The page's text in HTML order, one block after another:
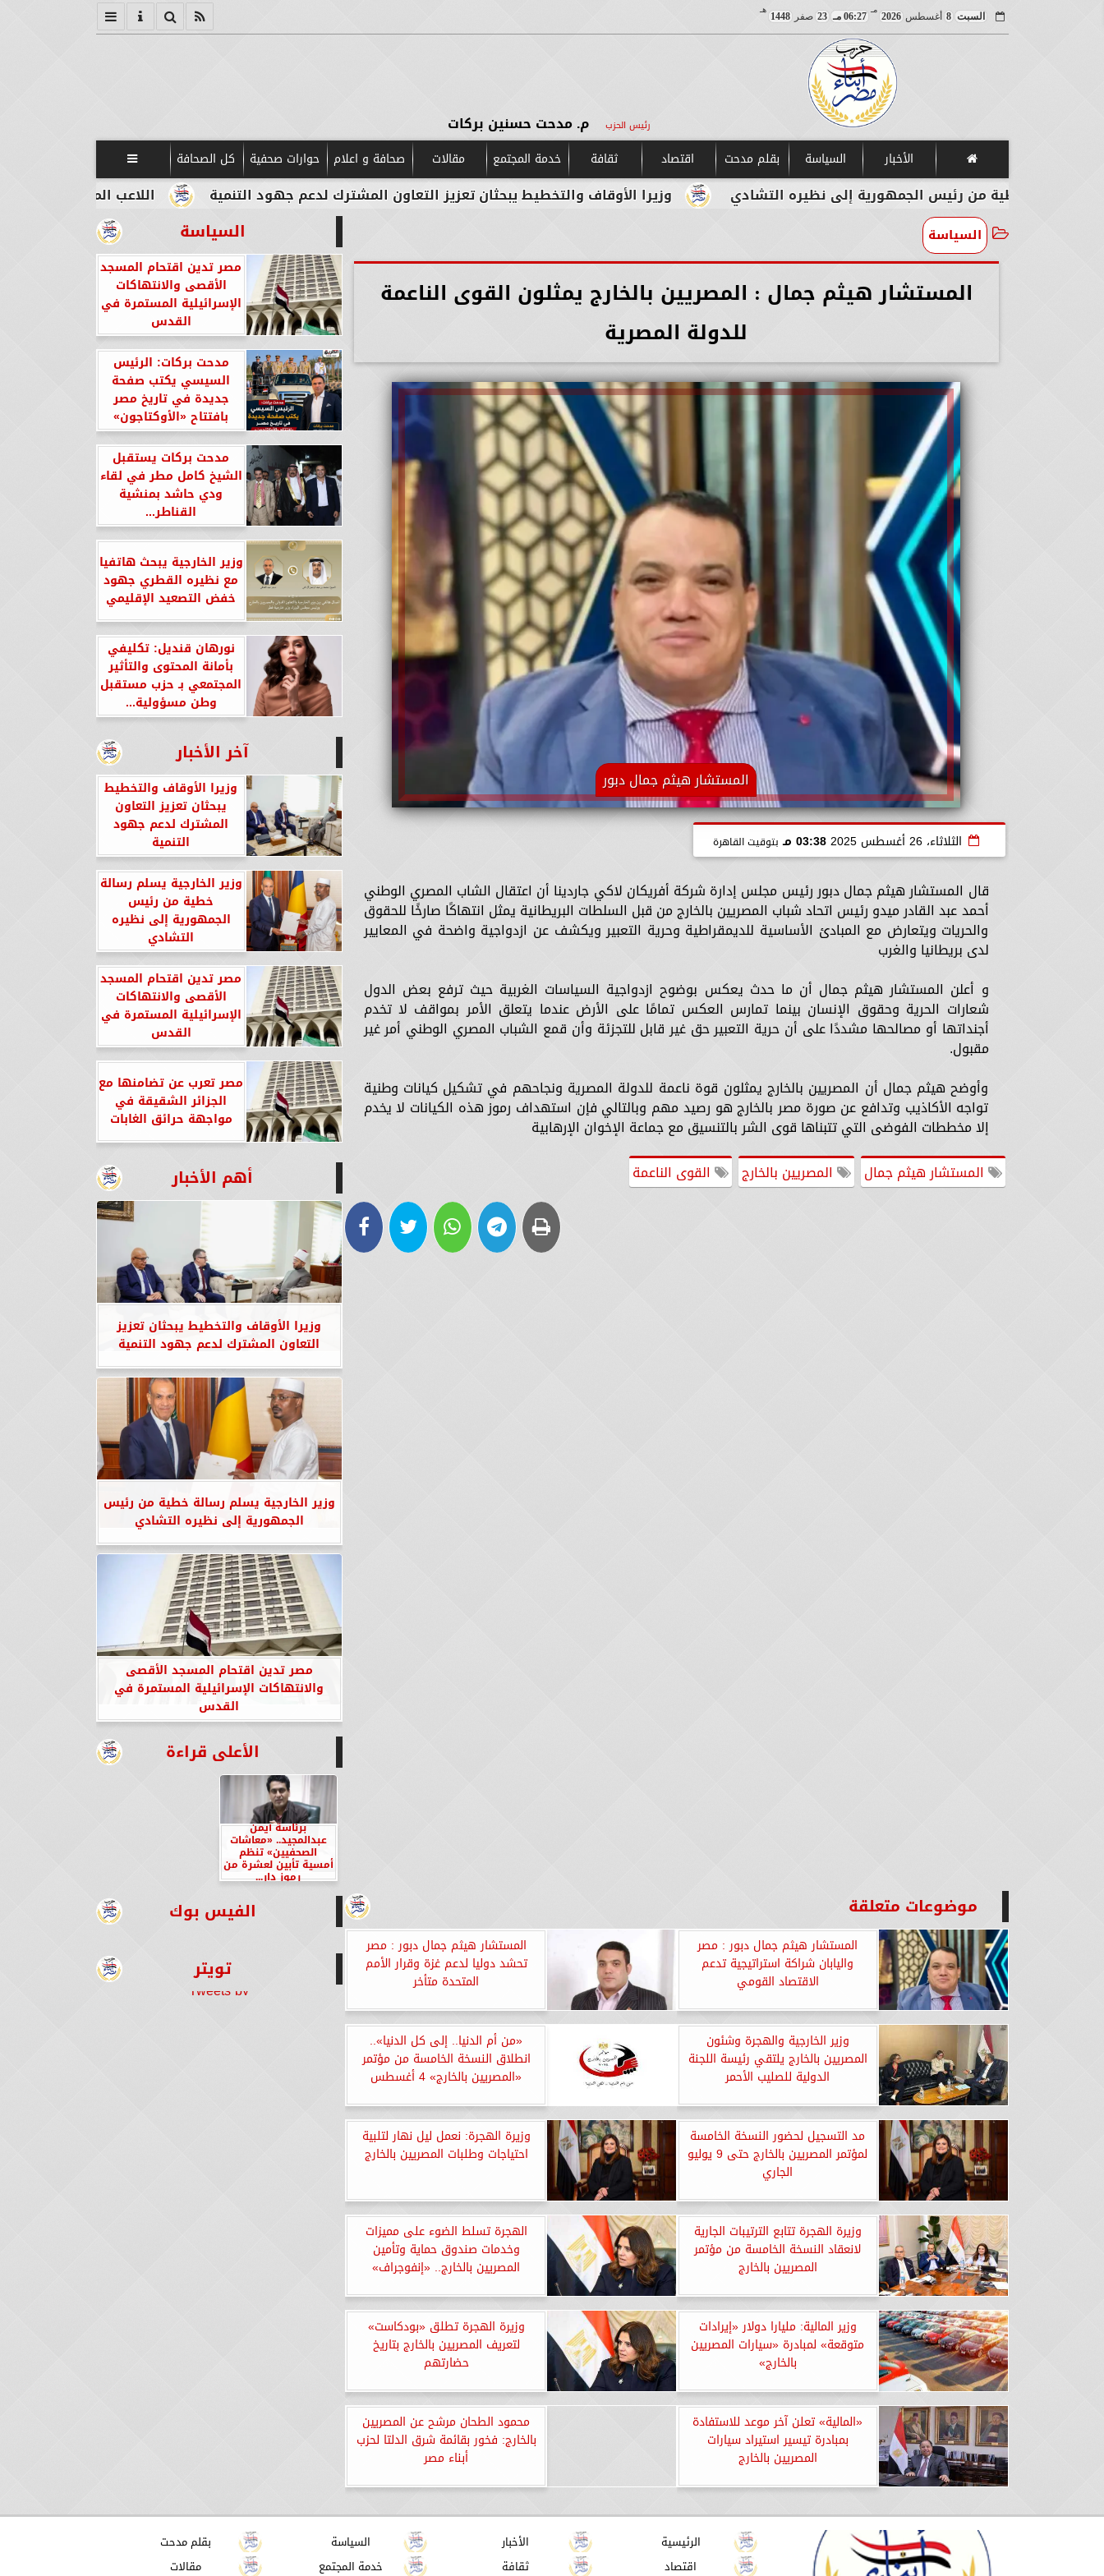
السبت 8 أغسطس2026
مـ
06:27 مـ 23 صفر1448
هـ
رئيس الحزب م. مدحت حسنين بركات
الأخبار السياسة بقلم مدحت اقتصاد ثقافة خدمة المجتمع مقالات صحافة و اعلام حوارات صحفية كل الصحافة 
اللاعب المصري الإيطالي طه أبو وزيرا الأوقاف والتخطيط يبحثان تعزيز التعاون المشترك لدعم جهود التنمية خطية من رئيس الجمهورية إلى نظيره التشادي
السياسة
المستشار هيثم جمال : المصريين بالخارج يمثلون القوى الناعمة
للدولة المصرية
المستشار هيثم جمال دبور
الثلاثاء، 26 أغسطس 2025 03:38 مـ بتوقيت القاهرة
قال المستشار هيثم جمال دبور رئيس مجلس إدارة شركة أفريكان لاكي جاردينا أن اعتقال الشاب المصري الوطني
أحمد عبد القادر ميدو رئيس اتحاد شباب المصريين بالخارج من قبل السلطات البريطانية يمثل انتهاكًا صارخًا للحقوق
والحريات ويتعارض مع المبادئ الأساسية للديمقراطية وحرية التعبير ويكشف عن ازدواجية واضحة في المعايير
لدى بريطانيا والغرب
و أعلن المستشار هيثم جمال أن ما حدث يعكس بوضوح ازدواجية السياسات الغربية حيث ترفع بعض الدول
شعارات الحرية وحقوق الإنسان بينما تمارس العكس تمامًا على الأرض عندما يتعلق الأمر بمواقف لا تخدم
أجنداتها أو مصالحها مشددًا على أن حرية التعبير حق غير قابل للتجزئة وأن قمع الشباب المصري الوطني أمر غير
مقبول.
وأوضح هيثم جمال أن المصريين بالخارج يمثلون قوة ناعمة للدولة المصرية ونجاحهم في تشكيل كيانات وطنية
تواجه الأكاذيب وتدافع عن صورة مصر بالخارج هو رصيد مهم وبالتالي فإن استهداف رموز هذه الكيانات لا يخدم
إلا مخططات الفوضى التي تتبناها قوى الشر بالتنسيق مع جماعة الإخوان الإرهابية
المستشار هيثم جمال
المصريين بالخارج القوى الناعمة
موضوعات متعلقة
المستشار هيثم جمال دبور : مصر
واليابان شراكة استراتيجية تدعم
الاقتصاد القومي
المستشار هيثم جمال دبور : مصر
تحشد دوليا لدعم غزة وقرار الأمم
المتحدة متأخر
وزير الخارجية والهجرة وشئون
المصريين بالخارج يلتقي رئيسة اللجنة
الدولية للصليب الأحمر
«من أم الدنيا.. إلى كل الدنيا»..
انطلاق النسخة الخامسة من مؤتمر
«المصريين بالخارج» 4 أغسطس
مد التسجيل لحضور النسخة الخامسة
لمؤتمر المصريين بالخارج حتى 9 يوليو
الجاري
وزيرة الهجرة: نعمل ليل نهار لتلبية
احتياجات وطلبات المصريين بالخارج
وزيرة الهجرة تتابع الترتيبات الجارية
لانعقاد النسخة الخامسة من مؤتمر
المصريين بالخارج
الهجرة تسلط الضوء على مميزات
وخدمات صندوق حماية وتأمين
المصريين بالخارج.. «إنفوجراف»
وزير المالية: مليارا دولار «إيرادات
متوقعة» لمبادرة «سيارات المصريين
بالخارج»
وزيرة الهجرة تطلق «بودكاست»
لتعريف المصريين بالخارج بتاريخ
حضارتهم
«المالية» تعلن آخر موعد للاستفادة
بمبادرة تيسير استيراد سيارات
المصريين بالخارج
محمود الطحان مرشح عن المصريين
بالخارج: فخور بقائمة شرق الدلتا لحزب
أبناء مصر
السياسة
مصر تدين اقتحام المسجد
الأقصى والانتهاكات
الإسرائيلية المستمرة في
القدس
مدحت بركات: الرئيس
السيسي يكتب صفحة
جديدة في تاريخ مصر
بافتتاح «الأوكتاجون»
مدحت بركات يستقبل
الشيخ كامل مطر في لقاء
ودي حاشد بمنشية
القناطر...
وزير الخارجية يبحث هاتفيا
مع نظيره القطري جهود
خفض التصعيد الإقليمي
نورهان قنديل: تكليفي
بأمانة المحتوى والتأثير
المجتمعي بـ حزب مستقبل
وطن مسؤولية...
آخر الأخبار
وزيرا الأوقاف والتخطيط
يبحثان تعزيز التعاون
المشترك لدعم جهود
التنمية
وزير الخارجية يسلم رسالة
خطية من رئيس
الجمهورية إلى نظيره
التشادي
مصر تدين اقتحام المسجد
الأقصى والانتهاكات
الإسرائيلية المستمرة في
القدس
مصر تعرب عن تضامنها مع
الجزائر الشقيقة في
مواجهة حرائق الغابات
أهم الأخبار
وزيرا الأوقاف والتخطيط يبحثان تعزيز
التعاون المشترك لدعم جهود التنمية
وزير الخارجية يسلم رسالة خطية من رئيس
الجمهورية إلى نظيره التشادي
مصر تدين اقتحام المسجد الأقصى
والانتهاكات الإسرائيلية المستمرة في
القدس
الأعلى قراءة
برئاسة أيمن
عبدالمجيد.. «معاشات
الصحفيين» تنظم
أمسية تأبين لعشرة من
رموز دار...
الفيس بوك
تويتر
Tweets by
الرئيسية الأخبار السياسة
بقلم مدحت
اقتصاد
ثقافة خدمة المجتمع مقالات